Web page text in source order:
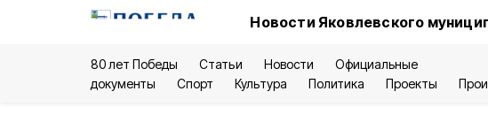
Новости Яковлевского
80 лет Победы Статьи Новости
Официальные
документы
Спорт Культура Политика Проекты